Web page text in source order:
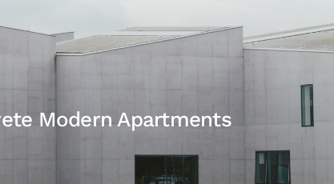
Modern Apartments